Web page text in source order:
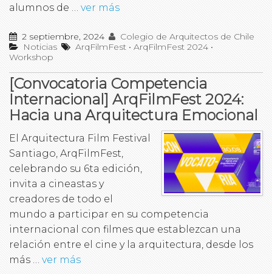
alumnos de … ver más
2 septiembre, 2024
Colegio de Arquitectos de Chile
Noticias
ArqFilmFest •ArqFilmFest 2024 •
Workshop
[Convocatoria Competencia
Internacional] ArqFilmFest 2024:
Hacia una Arquitectura Emocional
El Arquitectura Film Festival
Santiago, ArqFilmFest,
celebrando su 6ta edición,
invita a cineastas y
creadores de todo el
mundo a participar en su competencia
internacional con filmes que establezcan una
relación entre el cine y la arquitectura, desde los
más … ver más